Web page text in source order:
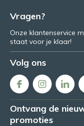
Vragen?
Onze klantenservice
staat voor je klaar!
Volg ons
Ontvang de
promoties